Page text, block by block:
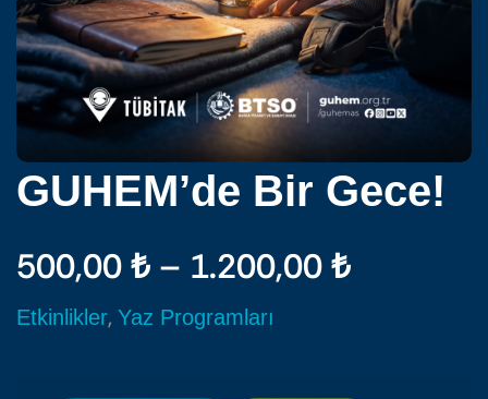
GUHEM’de Bir Gece!
500,00₺ – 1.200,00₺
Etkinlikler, Yaz Programları